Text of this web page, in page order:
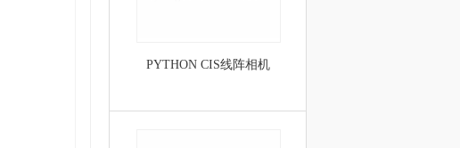
PYTHON CIS线阵相机